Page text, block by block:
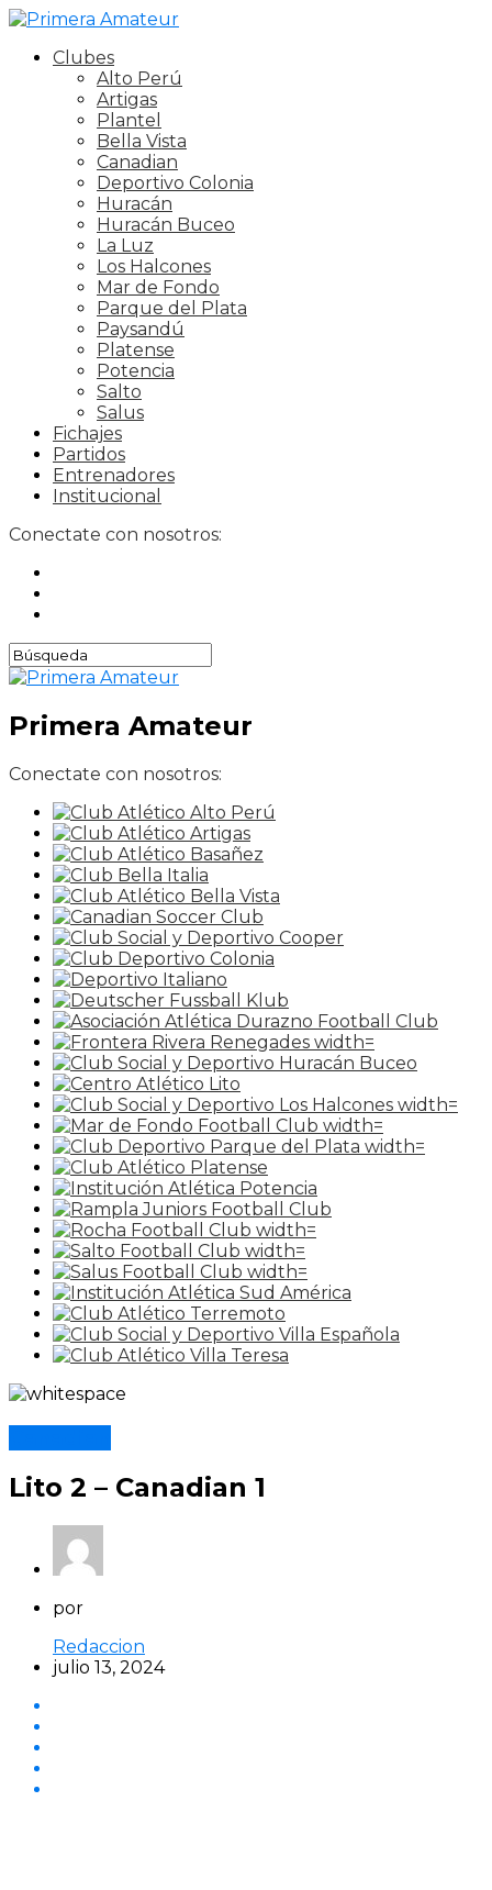
Clubes
Alto Perú
Artigas
Plantel
Bella Vista
Canadian
Deportivo Colonia
Huracán
Huracán Buceo
La Luz
Los Halcones
Mar de Fondo
Parque del Plata
Paysandú
Platense
Potencia
Salto
Salus
Fichajes
Partidos
Entrenadores
Institucional
Conectate con nosotros:
Primera Amateur
Conectate con nosotros:
Lito 2 – Canadian 1
por
Redaccion
julio 13, 2024